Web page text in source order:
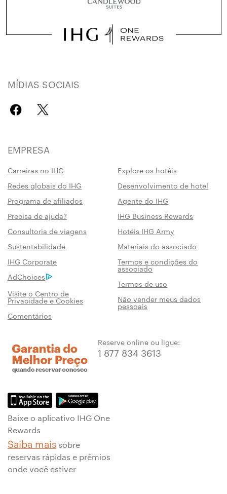
MÍDIAS SOCIAIS
EMPRESA
Carreiras no IHG
Explore os hotéis
Redes globais do IHG
Desenvolvimento de hotel
Programa de afiliados
Agente do IHG
Precisa de ajuda?
IHG Business Rewards
Consultoria de viagens
Hotéis IHG Army
Sustentabilidade
Materiais do associado
IHG Corporate
Termos e condições do
associado
AdChoices
Termos de uso
Visite o Centro de
Privacidade e Cookies Não vender meus dados
pessoais
Comentários
Reserve online ou ligue:
1 877 834 3613
Baixe o aplicativo IHG One
Rewards
Saiba mais sobre
reservas rápidas e prêmios
onde você estiver